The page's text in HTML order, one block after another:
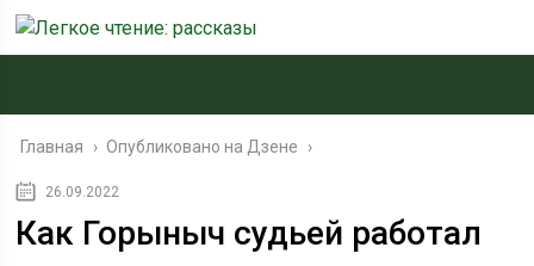
Главная › Опубликовано на Дзене ›
26.09.2022
Как Горыныч судьей работал